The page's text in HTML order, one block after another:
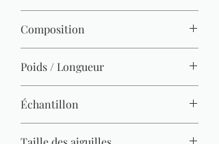
Composition
Poids / Longueur
Échantillon